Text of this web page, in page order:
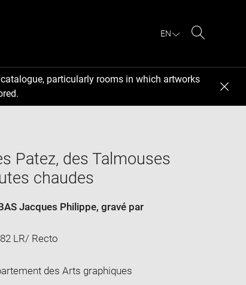
EN
particularly rooms in which artworks
Patez, des Talmouses
chaudes
Jacques Philippe, gravé par
LR/ Recto
des Arts graphiques